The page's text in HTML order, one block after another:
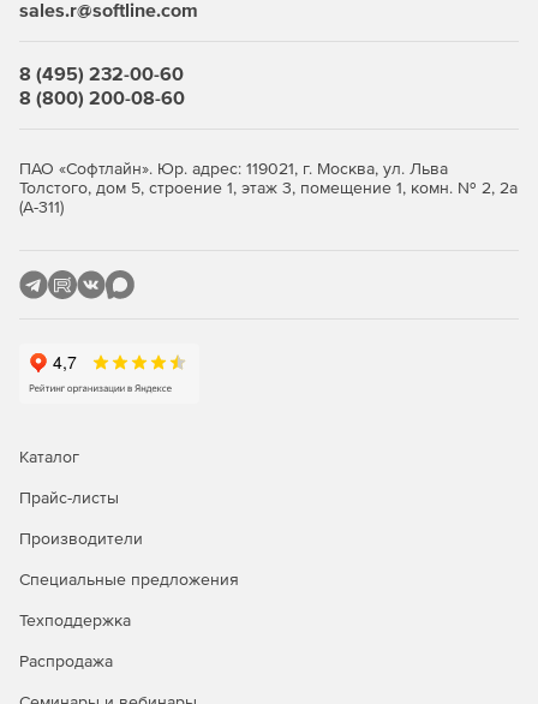
Модели-примеры и обучение работе со
Моделирование суммарной стоимости.
sales.r@softline.com
8 (495) 232-00-60
8 (800) 200-08-60
ПАО «Софтлайн». Юр. адрес: 119021, г. Москва, ул. Льва
Толстого, дом 5, строение 1, этаж 3, помещение 1, комн. № 2, 2а
(А-311)
Каталог
Прайс-листы
Производители
Специальные предложения
Техподдержка
Распродажа